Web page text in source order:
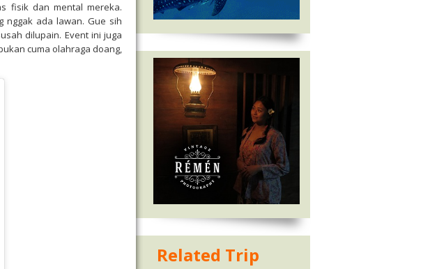
fisik dan mental mereka.
nggak ada lawan. Gue sih
dilupain. Event ini juga
cuma olahraga doang,
Related Trip